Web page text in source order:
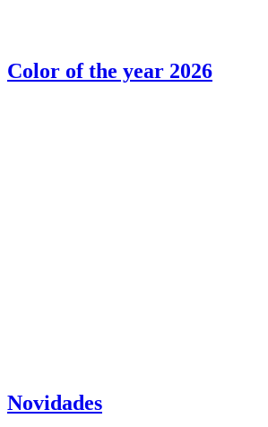
Color of the year 2026
Novidades